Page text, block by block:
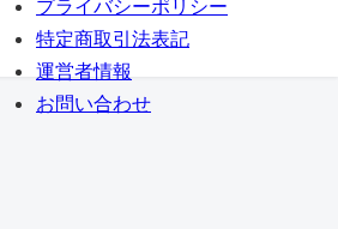
プライバシーポリシー
特定商取引法表記
運営者情報
お問い合わせ